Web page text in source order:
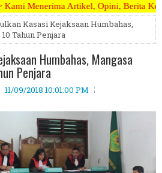
Berita Kegiatan, Iklan Pariwara
Kasasi Kejaksaan Humbahas,
Tahun Penjara
Humbahas, Mangasa
Penjara
11/09/2018 10:01:00 PM